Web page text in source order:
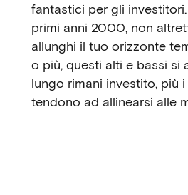
fantastici per gli
primi anni 2000, non
allunghi il tuo orizzonte
o più, questi alti e bassi si
lungo rimani investito, più
tendono ad allinearsi alle